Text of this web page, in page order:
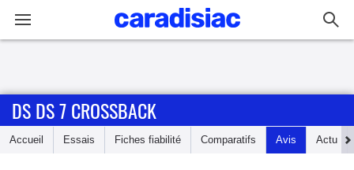
Accueil
DS DS 7 CROSSBACK
Accueil Essais Fiches fiabilité Comparatifs Avis Actu